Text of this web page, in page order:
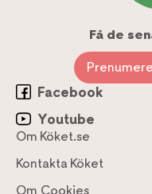
Få de
Facebook
Youtube
Om Köket.se
Kontakta Köket
Om Cookies